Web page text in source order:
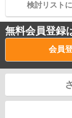
検討リスト
無料会員登録
会員